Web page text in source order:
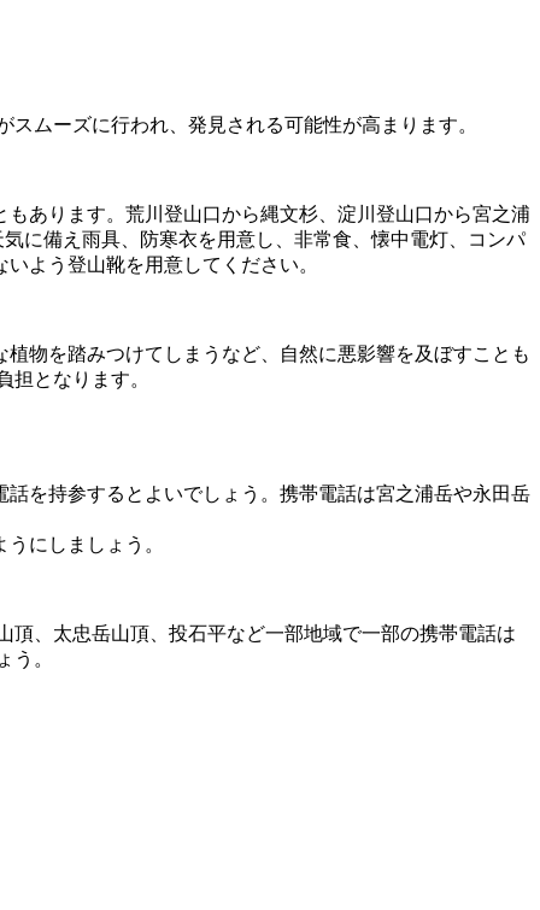
ムーズに行われ、発見される可能性が高まります。
あります。荒川登山口から縄文杉、淀川登山口から宮之浦
に備え雨具、防寒衣を用意し、非常食、懐中電灯、コンパ
よう登山靴を用意してください。
物を踏みつけてしまうなど、自然に悪影響を及ぼすことも
となります。
を持参するとよいでしょう。携帯電話は宮之浦岳や永田岳
にしましょう。
、太忠岳山頂、投石平など一部地域で一部の携帯電話は
う。